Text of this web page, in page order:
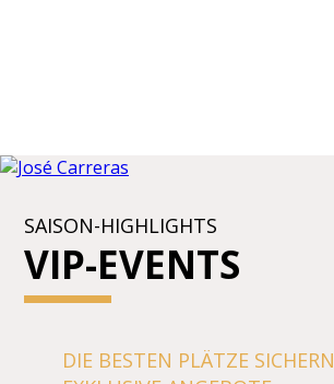
SAISON-HIGHLIGHTS
VIP-EVENTS
DIE BESTEN PLÄTZE SICHERN